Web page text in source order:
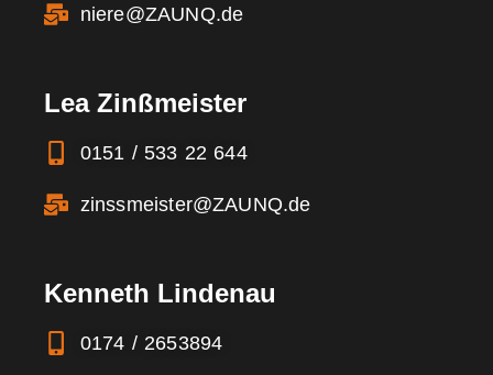
niere@ZAUNQ.de
Lea Zinßmeister
0151 / 533 22 644
zinssmeister@ZAUNQ.de
Kenneth Lindenau
0174 / 2653894